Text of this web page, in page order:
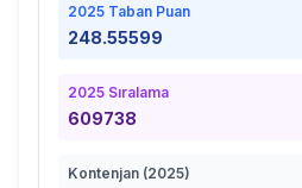
2025 Taban Puan
248.55599
2025 Sıralama
609738
Kontenjan (2025)